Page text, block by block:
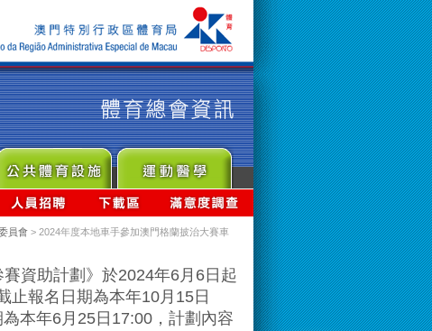
員會 > 2024年度本地車手參加澳門格蘭披治大賽車
資助計劃》於2024年6月6日起
止報名日期為本年10月15日
本年6月25日17:00，計劃內容